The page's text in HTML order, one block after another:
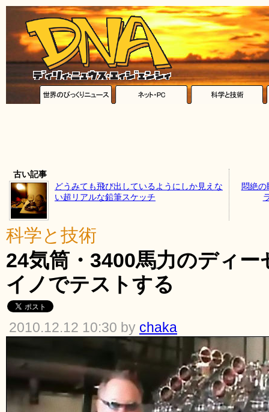
古い記事
どうみても飛び出しているようにしか見えな
い超リアルな鉛筆スケッチ
悶絶
科学と技術
24気筒・3400馬力のディ
イノでテストする
2010.12.12 10:30 by chaka